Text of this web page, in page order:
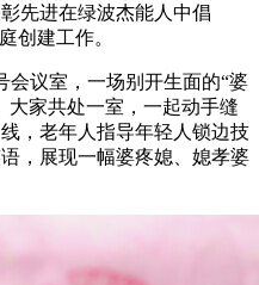
先进在绿波杰能人中倡
创建工作。
会议室，一场别开生面的“婆
大家共处一室，一起动手缝
，老年人指导年轻人锁边技
，展现一幅婆疼媳、媳孝婆